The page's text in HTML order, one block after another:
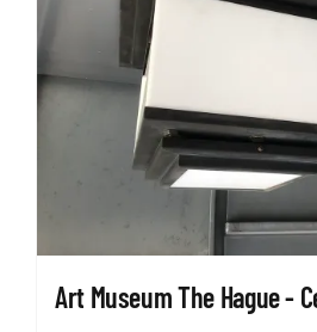
Art Museum The Hague -